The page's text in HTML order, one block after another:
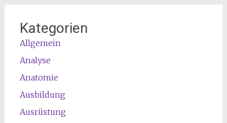
Kategorien
Allgemein
Analyse
Anatomie
Ausbildung
Ausrüstung